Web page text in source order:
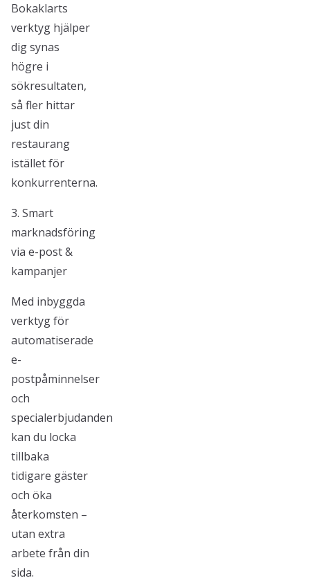
Bokaklarts
verktyg hjälper
dig synas
högre i
sökresultaten,
så fler hittar
just din
restaurang
istället för
konkurrenterna.
3. Smart
marknadsföring
via e-post &
kampanjer
Med inbyggda
verktyg för
automatiserade
e-
postpåminnelser
och
specialerbjudanden
kan du locka
tillbaka
tidigare gäster
och öka
återkomsten –
utan extra
arbete från din
sida.